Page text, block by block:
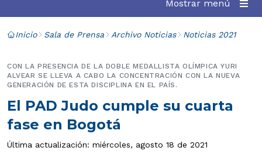
Mostrar menú
Inicio Sala de Prensa Archivo Noticias Noticias 2021
El PAD Judo cumple su cuarta
fase en Bogotá
CON LA PRESENCIA DE LA DOBLE MEDALLISTA OLÍMPICA YURI
ALVEAR SE LLEVA A CABO LA CONCENTRACIÓN CON LA NUEVA
GENERACIÓN DE ESTA DISCIPLINA EN EL PAÍS.
Última actualización: miércoles, agosto 18 de 2021